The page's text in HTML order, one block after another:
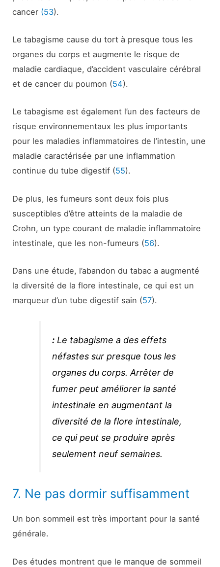
cancer (53).
Le tabagisme cause du tort à presque tous les
organes du corps et augmente le risque de
maladie cardiaque, d’accident vasculaire cérébral
et de cancer du poumon (54).
Le tabagisme est également l’un des facteurs de
risque environnementaux les plus importants
pour les maladies inflammatoires de l’intestin, une
maladie caractérisée par une inflammation
continue du tube digestif (55).
De plus, les fumeurs sont deux fois plus
susceptibles d’être atteints de la maladie de
Crohn, un type courant de maladie inflammatoire
intestinale, que les non-fumeurs (56).
Dans une étude, l’abandon du tabac a augmenté
la diversité de la flore intestinale, ce qui est un
marqueur d’un tube digestif sain (57).
: Le tabagisme a des effets
néfastes sur presque tous les
organes du corps. Arrêter de
fumer peut améliorer la santé
intestinale en augmentant la
diversité de la flore intestinale,
ce qui peut se produire après
seulement neuf semaines.
7. Ne pas dormir suffisamment
Un bon sommeil est très important pour la santé
générale.
Des études montrent que le manque de sommeil